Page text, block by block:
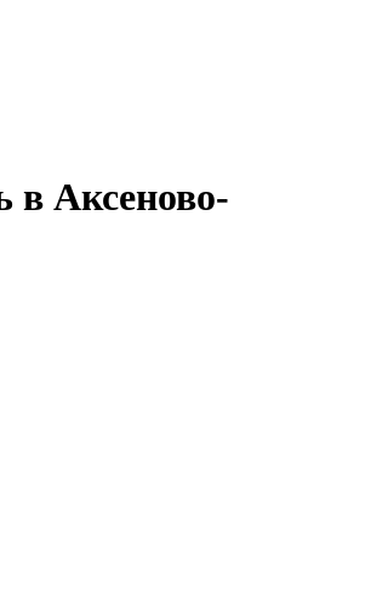
в Аксеново-